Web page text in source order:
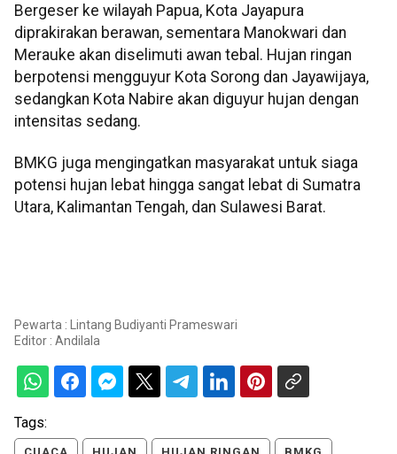
Bergeser ke wilayah Papua, Kota Jayapura
diprakirakan berawan, sementara Manokwari dan
Merauke akan diselimuti awan tebal. Hujan ringan
berpotensi mengguyur Kota Sorong dan Jayawijaya,
sedangkan Kota Nabire akan diguyur hujan dengan
intensitas sedang.
BMKG juga mengingatkan masyarakat untuk siaga
potensi hujan lebat hingga sangat lebat di Sumatra
Utara, Kalimantan Tengah, dan Sulawesi Barat.
Pewarta : Lintang Budiyanti Prameswari
Editor : Andilala
Tags: